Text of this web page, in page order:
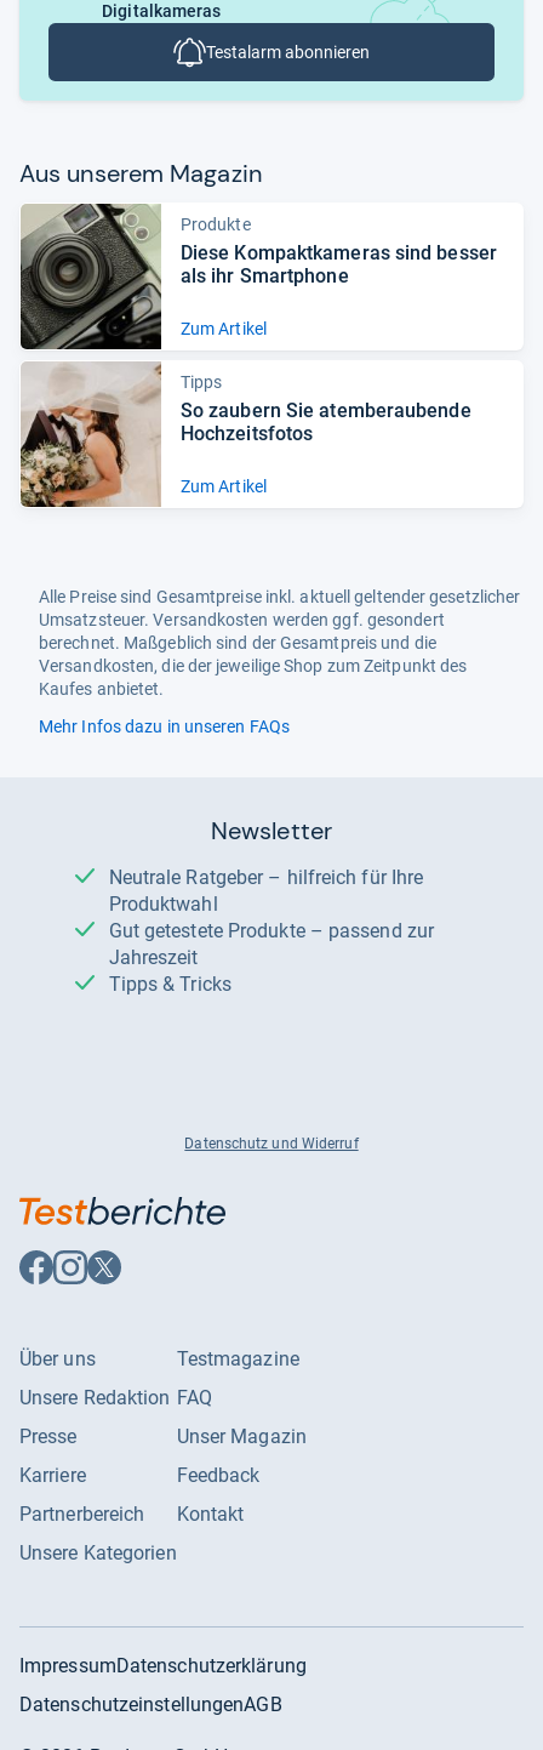
Digitalkameras
Testalarm abonnieren
Aus unse­rem Maga­zin
Produkte
Diese Kom­pakt­ka­me­ras sind bes­ser
als ihr Smart­phone
Zum Artikel
Tipps
So zau­bern Sie atem­be­rau­bende
Hoch­zeits­fo­tos
Zum Artikel
Alle Preise sind Gesamtpreise inkl. aktuell geltender gesetzlicher
Umsatzsteuer. Versandkosten werden ggf. gesondert
berechnet. Maßgeblich sind der Gesamtpreis und die
Versandkosten, die der jeweilige Shop zum Zeitpunkt des
Kaufes anbietet.
Mehr Infos dazu in unseren FAQs
Newsletter
Neutrale Ratgeber – hilfreich für Ihre
Produktwahl
Gut getestete Produkte – passend zur
Jahreszeit
Tipps & Tricks
Datenschutz und Widerruf
Auf
Facebook
Auf
Instagram
Auf
X
Über uns
Unsere Redaktion
Presse
Karriere
Partnerbereich
Unsere Kategorien
Testmagazine
FAQ
Unser Magazin
Feedback
Kontakt
ImpressumDatenschutzerklärung
DatenschutzeinstellungenAGB